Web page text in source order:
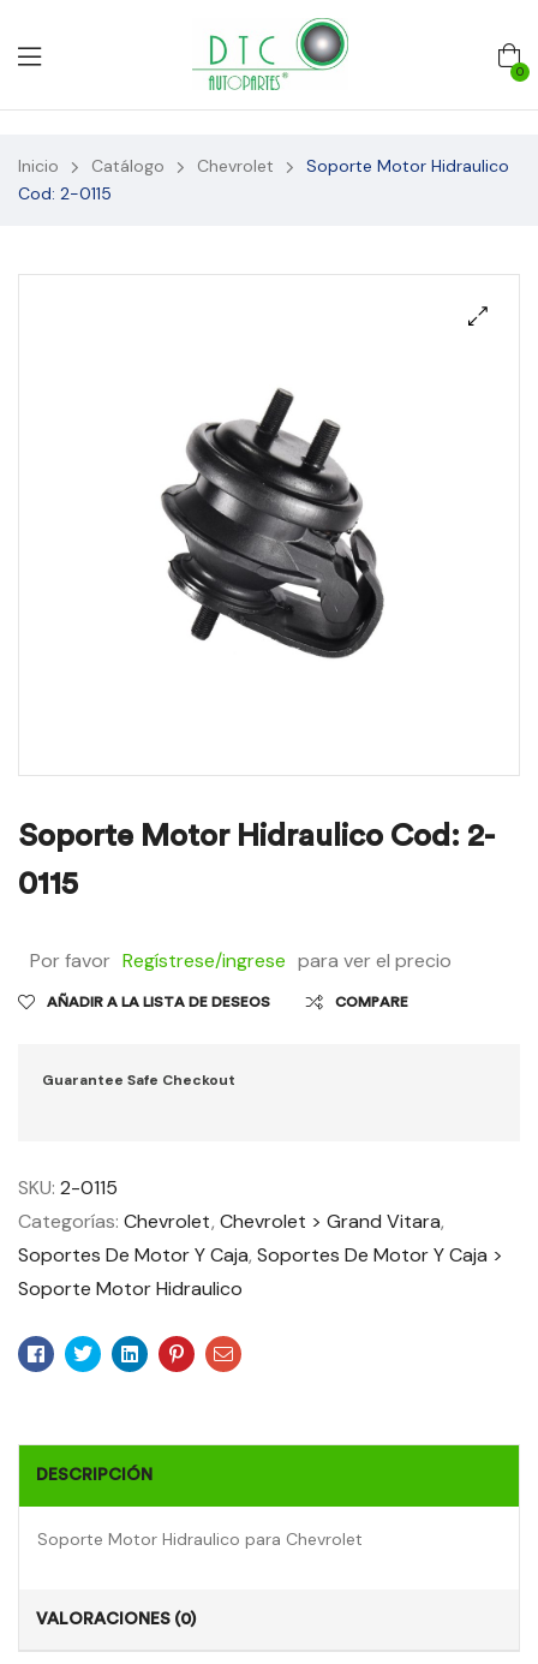
0
Inicio Catálogo Chevrolet
Soporte Motor Hidraulico
Cod: 2-0115
Soporte Motor Hidraulico Cod: 2-
0115
Por favor Regístrese/ingrese para ver el precio
AÑADIR A LA LISTA DE DESEOS COMPARE
Guarantee Safe Checkout
SKU: 2-0115
Categorías: Chevrolet, Chevrolet > Grand Vitara,
Soportes De Motor Y Caja, Soportes De Motor Y Caja >
Soporte Motor Hidraulico
Facebook
TwitterLinkedinPinterest
Email
DESCRIPCIÓN
Soporte Motor Hidraulico para Chevrolet
VALORACIONES (0)